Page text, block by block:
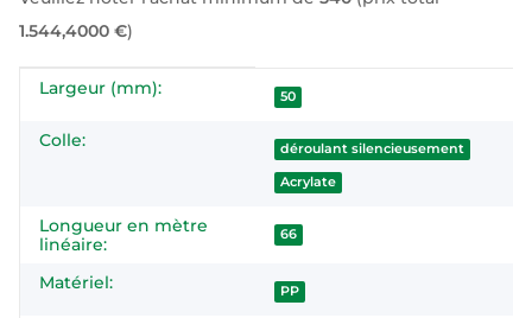
1.544,4000 €)
#productDetails.itemInformation#
#productDetails.itemValue#
Largeur (mm): 50
Colle: déroulant silencieusement
Acrylate
Longueur en mètre
linéaire:
66
Matériel: PP